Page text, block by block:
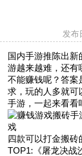
发
国内手游推陈出
游越来越难，还有
不能赚钱呢？答案
求，玩的人多就可
手游，一起来看看
四款可以打金搬砖
TOP1:《屠龙决战